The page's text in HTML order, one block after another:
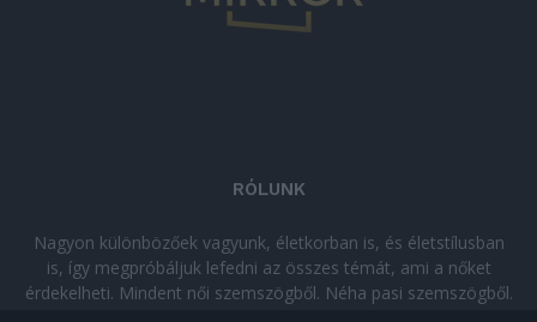
RÓLUNK
Nagyon különbözőek vagyunk, életkorban is, és életstílusban
is, így megpróbáljuk lefedni az összes témát, ami a nőket
érdekelheti. Mindent női szemszögből. Néha pasi szemszögből.